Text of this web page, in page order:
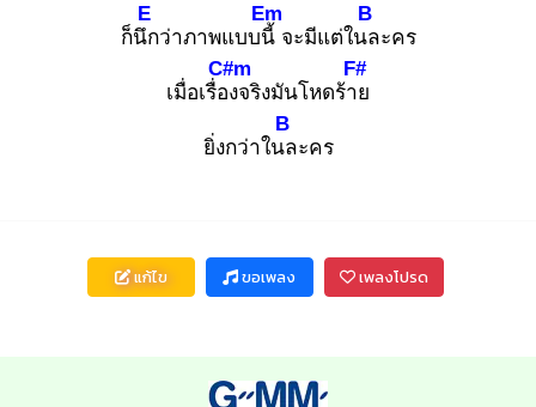
ก็นึก
E
ว่าภาพแบบนี้
Em
จะมีแต่ในล
B
ะคร
เมื่อเรื่อง
C#m
จริงมันโหดร้าย
F#
ยิ่งกว่าในล
B
ะคร
แก้ไข ขอเพลง เพลงโปรด